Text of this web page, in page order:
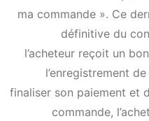
ma commande ». Ce
définitive du
l’acheteur reçoit un
l’enregistrement
finaliser son paiement et
commande,